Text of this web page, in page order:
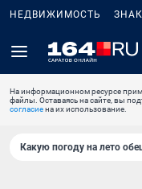
НЕДВИЖИМОСТЬ
На информационном ресурсе
файлы. Оставаясь на сайте, вы
согласиена их использование.
Какую погоду на лето